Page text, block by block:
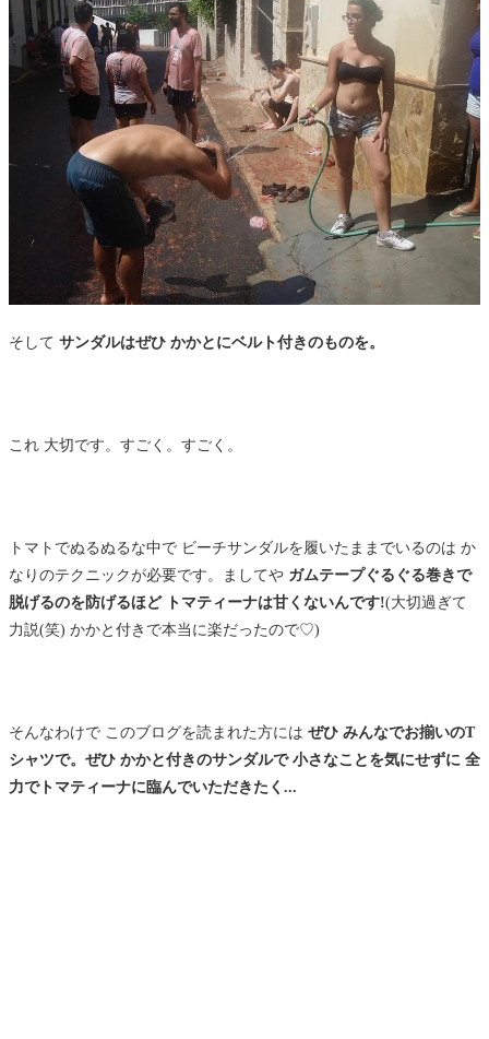
そして サンダルはぜひ かかとにベルト付きのものを。
これ 大切です。すごく。すごく。
トマトでぬるぬるな中で ビーチサンダルを履いたままでいるのは か
なりのテクニックが必要です。ましてや ガムテープぐるぐる巻きで
脱げるのを防げるほど トマティーナは甘くないんです!(大切過ぎて
力説(笑) かかと付きで本当に楽だったので♡)
そんなわけで このブログを読まれた方には ぜひ みんなでお揃いのT
シャツで。ぜひ かかと付きのサンダルで 小さなことを気にせずに 全
力でトマティーナに臨んでいただきたく...